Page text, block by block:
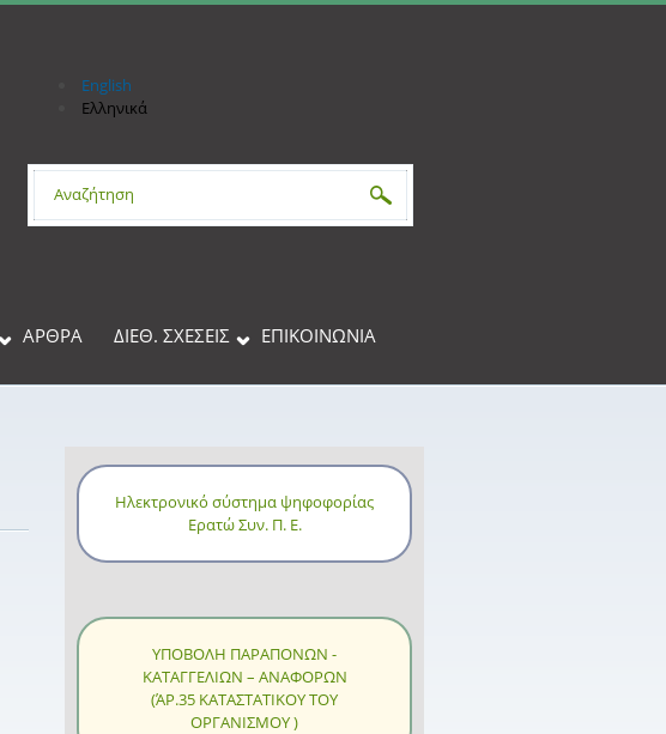
English
Ελληνικά
Φόρμα αναζήτησης
ΑΡΘΡΑ ΔΙΕΘ. ΣΧΕΣΕΙΣ
ΕΠΙΚΟΙΝΩΝΊΑ
Ηλεκτρονικό σύστημα ψηφοφορίας
Ερατώ Συν. Π. Ε.
ΥΠΟΒΟΛΗ ΠΑΡΑΠΟΝΩΝ -
ΚΑΤΑΓΓΕΛΙΩΝ – ΑΝΑΦΟΡΩΝ
(ΆΡ.35 ΚΑΤΑΣΤΑΤΙΚΟΥ ΤΟΥ
ΟΡΓΑΝΙΣΜΟΥ )